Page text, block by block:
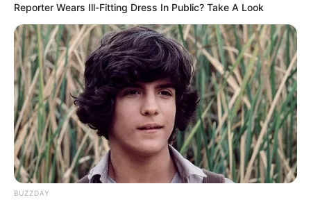
รู้หรือไม่ เลขท้ายบัตรประชาชน สามารถทำนายนิสัยคนได้แม่นสุดๆ
19 ก.ค. 2021
Reporter Wears Ill-Fitting Dress In Public? Take A Look
BUZZDAY